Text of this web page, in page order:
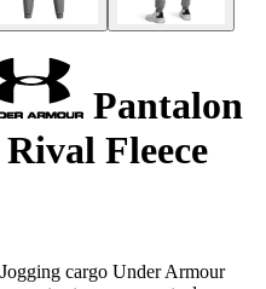
Pantalon
Fleece
cargo Under Armour